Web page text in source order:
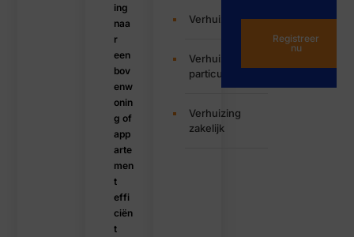
ing
naa
r
een
bov
enw
onin
g of
app
arte
men
t
effi
ciën
t
Verhuizen
Verhuizing
particulier
Verhuizing
zakelijk
Registreer
nu